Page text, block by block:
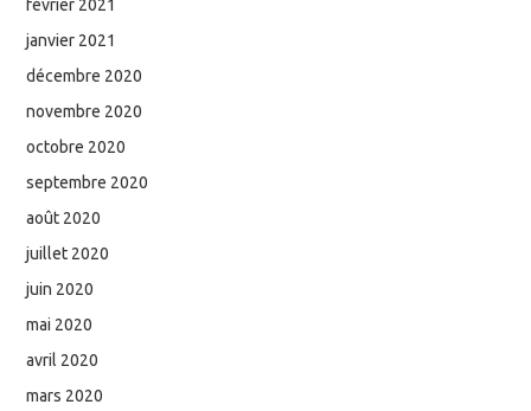
février 2021
janvier 2021
décembre 2020
novembre 2020
octobre 2020
septembre 2020
août 2020
juillet 2020
juin 2020
mai 2020
avril 2020
mars 2020